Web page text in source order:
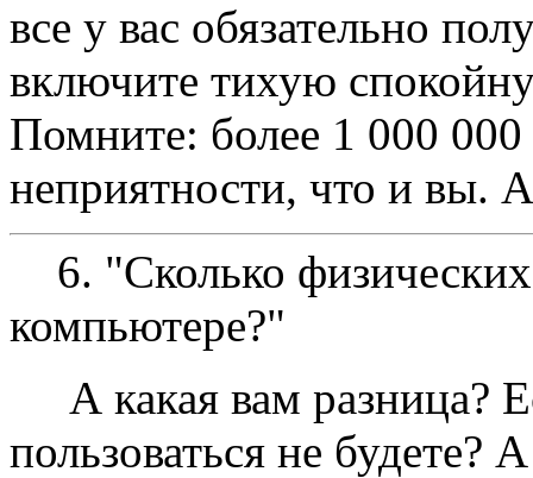
все у вас обязательно
включите тихую
Помните: более 1 000
неприятности, что и вы.
6. "Сколько
компьютере?"
А какая вам разница?
пользоваться не будете?